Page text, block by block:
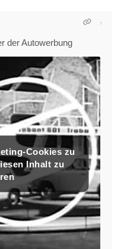
der Autowerbung
Cookies zu
Inhalt zu